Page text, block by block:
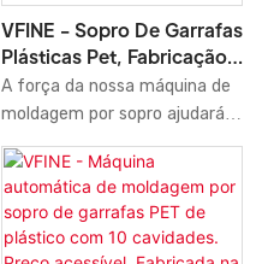
revolucionárias. Além disso,
nossos engenheiros
profissionais e experientes
podem criar soluções
personalizadas para auxiliar no
projeto.
VFINE - Sopro De Garrafas
Plásticas Pet, Fabricação
De Moldes, Moldagem,
Fabricação De Máquinas
Servo Completo
A força da nossa máquina de
moldagem por sopro ajudará a
aumentar nossas vendas e
aumentar nossa popularidade
no mercado. Desenvolvemos
máquinas de sopro para
garrafas plásticas pet,